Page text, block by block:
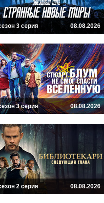
3 серия 08.08.2026
3 серия 08.08.2026
2 серия 08.08.2026